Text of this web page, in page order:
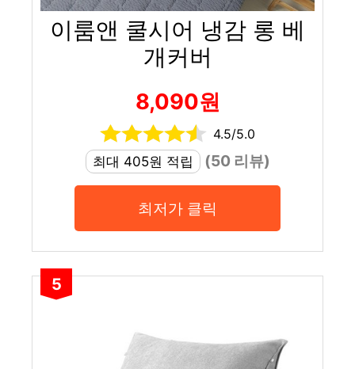
이룸앤 쿨시어 냉감 롱 베
개커버
8,090원
4.5/5.0
최대 405원 적립
(50 리뷰)
최저가 클릭
5